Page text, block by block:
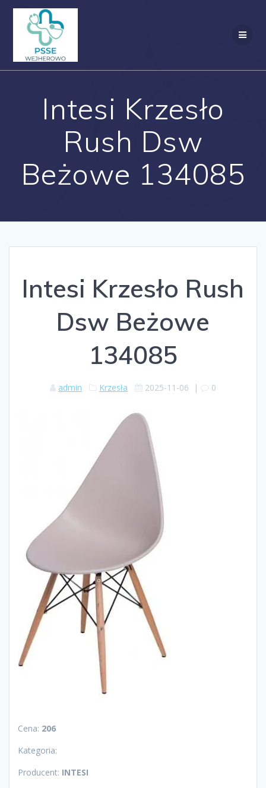
Intesi Krzesło
Rush Dsw
Beżowe 134085
Intesi Krzesło Rush
Dsw Beżowe
134085
admin Krzesła 2025-11-06 | 0
Cena: 206
Kategoria:
Producent: INTESI